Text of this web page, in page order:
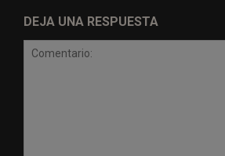
DEJA UNA RESPUESTA